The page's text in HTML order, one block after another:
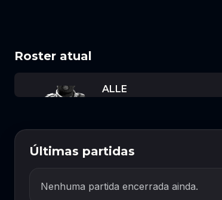
Roster atual
ALLE
Últimas partidas
Nenhuma partida encerrada ainda.